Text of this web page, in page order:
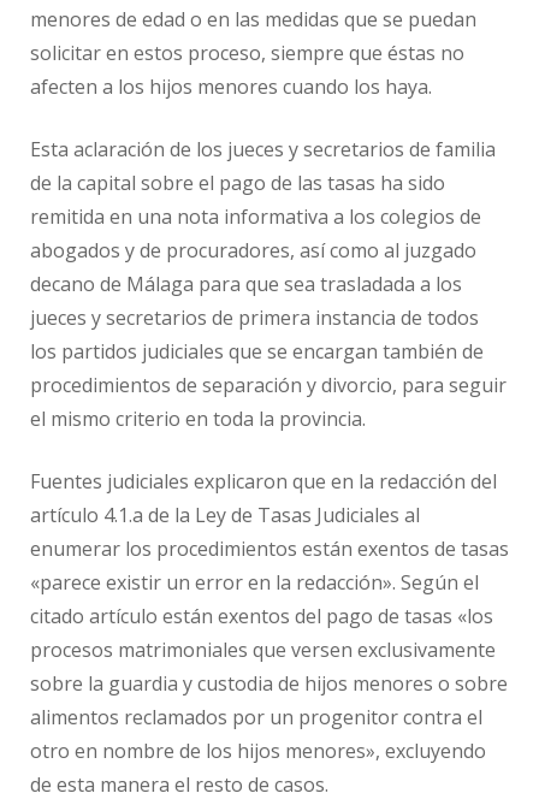
menores de edad o en las medidas que se puedan
solicitar en estos proceso, siempre que éstas no
afecten a los hijos menores cuando los haya.
Esta aclaración de los jueces y secretarios de familia
de la capital sobre el pago de las tasas ha sido
remitida en una nota informativa a los colegios de
abogados y de procuradores, así como al juzgado
decano de Málaga para que sea trasladada a los
jueces y secretarios de primera instancia de todos
los partidos judiciales que se encargan también de
procedimientos de separación y divorcio, para seguir
el mismo criterio en toda la provincia.
Fuentes judiciales explicaron que en la redacción del
artículo 4.1.a de la Ley de Tasas Judiciales al
enumerar los procedimientos están exentos de tasas
«parece existir un error en la redacción». Según el
citado artículo están exentos del pago de tasas «los
procesos matrimoniales que versen exclusivamente
sobre la guardia y custodia de hijos menores o sobre
alimentos reclamados por un progenitor contra el
otro en nombre de los hijos menores», excluyendo
de esta manera el resto de casos.